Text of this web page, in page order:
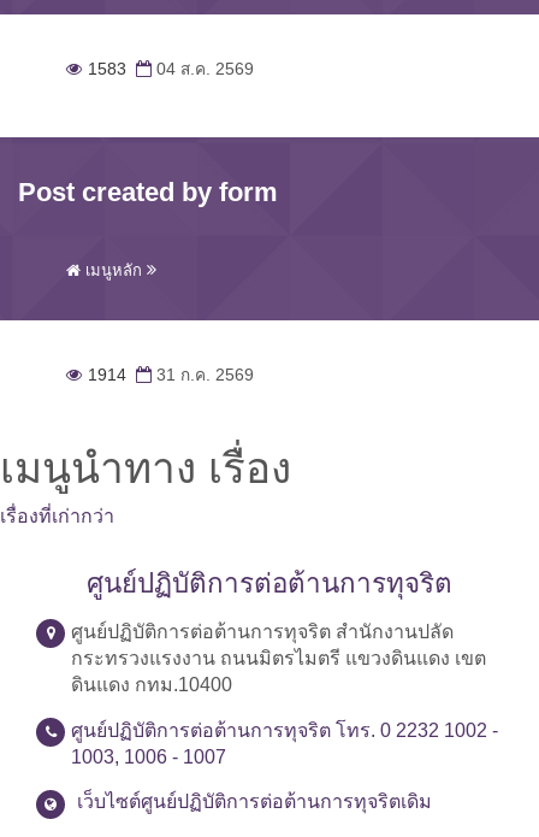
1583 04 ส.ค. 2569
Post created by form
เมนูหลัก
1914 31 ก.ค. 2569
เมนูนำทาง เรื่อง
เรื่องที่เก่ากว่า
ศูนย์ปฏิบัติการต่อต้านการทุจริต
ศูนย์ปฏิบัติการต่อต้านการทุจริต สำนักงานปลัด
กระทรวงแรงงาน ถนนมิตรไมตรี แขวงดินแดง เขต
ดินแดง กทม.10400
ศูนย์ปฏิบัติการต่อต้านการทุจริต โทร. 0 2232 1002 -
1003, 1006 - 1007
เว็บไซต์ศูนย์ปฏิบัติการต่อต้านการทุจริตเดิม